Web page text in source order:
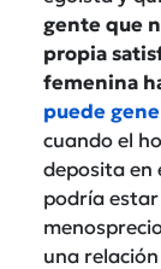
gente que
propia
femenina
puede
cuando el
deposita en
podría
una